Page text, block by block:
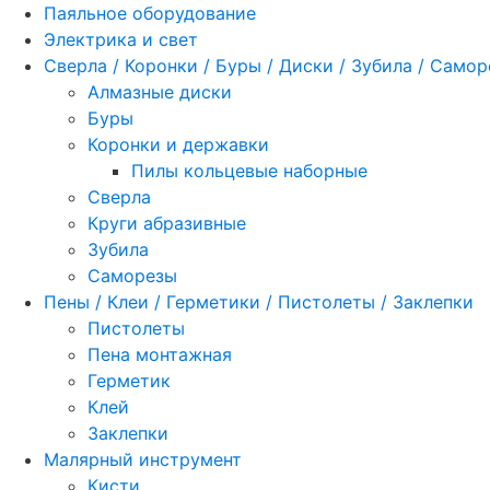
Паяльное оборудование
Электрика и свет
Сверла / Коронки / Буры / Диски / Зубила /
Алмазные диски
Буры
Коронки и державки
Пилы кольцевые наборные
Сверла
Круги абразивные
Зубила
Саморезы
Пены / Клеи / Герметики / Пистолеты / Заклепки
Пистолеты
Пена монтажная
Герметик
Клей
Заклепки
Малярный инструмент
Кисти